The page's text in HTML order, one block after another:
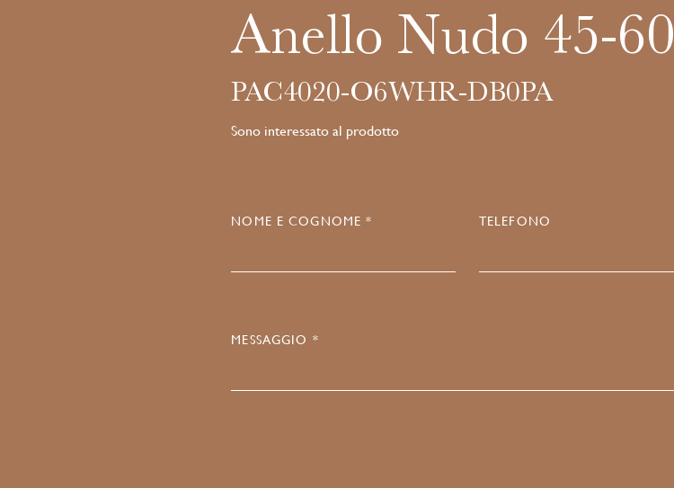
Anello Nudo 45-60
PAC4020-O6WHR-DB0PA
Sono interessato al prodotto
NOME E COGNOME * TELEFONO
MESSAGGIO *